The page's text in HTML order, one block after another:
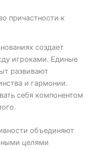
причастности к
создает
игроками. Единые
развивают
и гармонии.
себя компонентом
объединяют
целями